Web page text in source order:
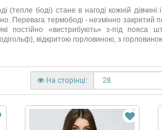
(тепле боді) стане в нагоді кожній
Перевага термободі - незмінно закритий
постійно «вистрибують» з-під пояса
відкритою горловиною, з
На сторінці: